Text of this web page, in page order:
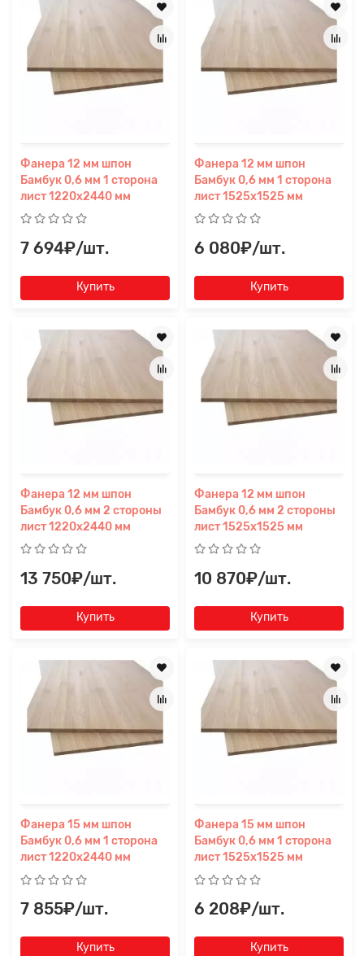
Фанера 12 мм шпон
Бамбук 0,6 мм 1 сторона
лист 1220х2440 мм
7 694₽/шт.
Купить
Фанера 12 мм шпон
Бамбук 0,6 мм 1 сторона
лист 1525х1525 мм
6 080₽/шт.
Купить
Фанера 12 мм шпон
Бамбук 0,6 мм 2 стороны
лист 1220х2440 мм
13 750₽/шт.
Купить
Фанера 12 мм шпон
Бамбук 0,6 мм 2 стороны
лист 1525х1525 мм
10 870₽/шт.
Купить
Фанера 15 мм шпон
Бамбук 0,6 мм 1 сторона
лист 1220х2440 мм
7 855₽/шт.
Купить
Фанера 15 мм шпон
Бамбук 0,6 мм 1 сторона
лист 1525х1525 мм
6 208₽/шт.
Купить